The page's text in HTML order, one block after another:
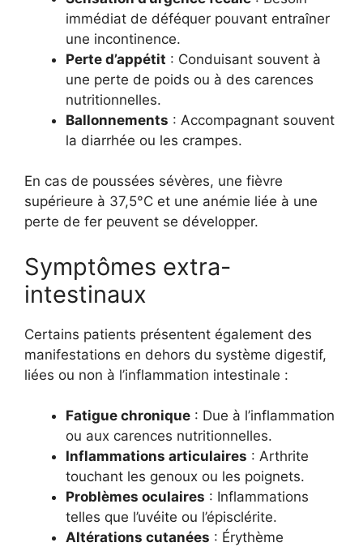
immédiat de déféquer pouvant entraîner
une incontinence.
Perte d’appétit : Conduisant souvent à
une perte de poids ou à des carences
nutritionnelles.
Ballonnements : Accompagnant souvent
la diarrhée ou les crampes.
En cas de poussées sévères, une fièvre
supérieure à 37,5°C et une anémie liée à une
perte de fer peuvent se développer.
Symptômes extra-
intestinaux
Certains patients présentent également des
manifestations en dehors du système digestif,
liées ou non à l’inflammation intestinale :
Fatigue chronique : Due à l’inflammation
ou aux carences nutritionnelles.
Inflammations articulaires : Arthrite
touchant les genoux ou les poignets.
Problèmes oculaires : Inflammations
telles que l’uvéite ou l’épisclérite.
Altérations cutanées : Érythème